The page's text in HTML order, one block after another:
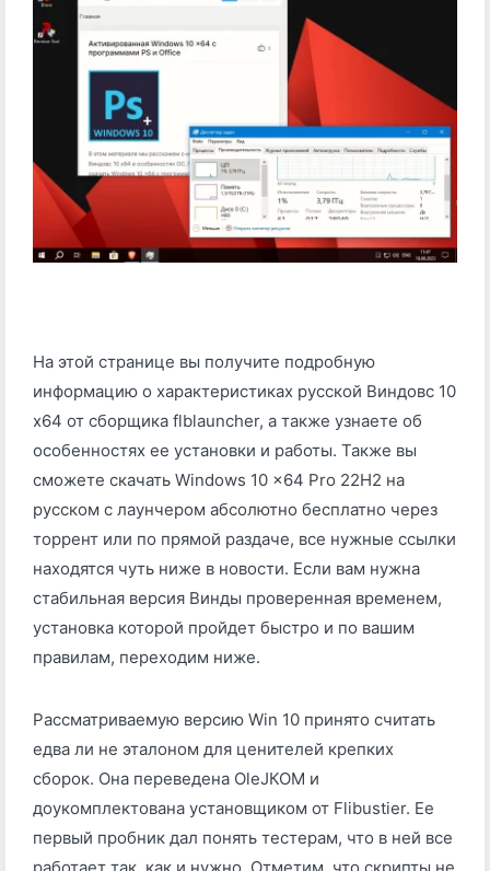
На этой странице вы получите подробную
информацию о характеристиках русской Виндовс 10
x64 от сборщика flblauncher, а также узнаете об
особенностях ее установки и работы. Также вы
сможете скачать Windows 10 x64 Pro 22H2 на
русском с лаунчером абсолютно бесплатно через
торрент или по прямой раздаче, все нужные ссылки
находятся чуть ниже в новости. Если вам нужна
стабильная версия Винды проверенная временем,
установка которой пройдет быстро и по вашим
правилам, переходим ниже.
Рассматриваемую версию Win 10 принято считать
едва ли не эталоном для ценителей крепких
сборок. Она переведена OleJКОМ и
доукомплектована установщиком от Flibustier. Ее
первый пробник дал понять тестерам, что в ней все